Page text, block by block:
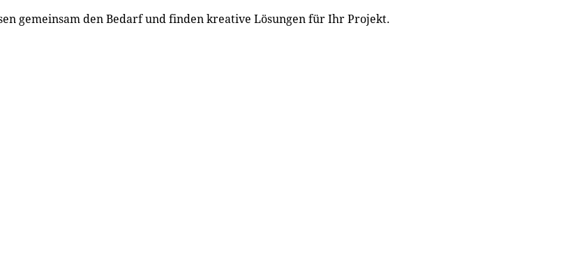
gemeinsam den Bedarf und finden kreative Lösungen für Ihr Projekt.